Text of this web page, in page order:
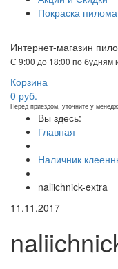
Покраска
Интернет-магазин
С 9:00 до 18:00 по будням
Корзина
0 руб.
Перед приездом, уточните у
Вы здесь:
Главная
Наличник
naliichnick-extra
11.11.2017